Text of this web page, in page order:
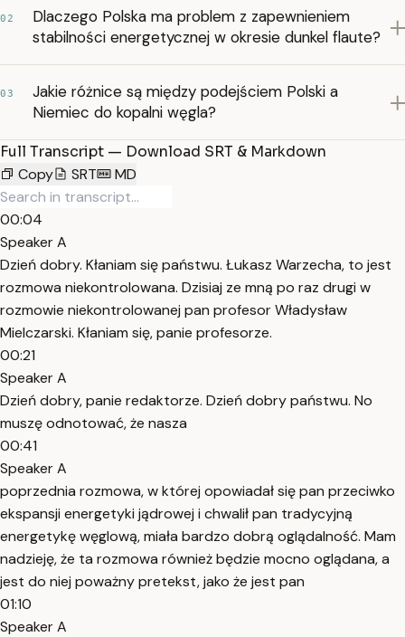
02
Dlaczego Polska ma problem z zapewnieniem
stabilności energetycznej w okresie dunkel flaute?
03
Jakie różnice są między podejściem Polski a
Niemiec do kopalni węgla?
Full Transcript — Download SRT & Markdown
Copy
SRT MD
00:04
Speaker A
Dzień dobry. Kłaniam się państwu. Łukasz Warzecha, to jest
rozmowa niekontrolowana. Dzisiaj ze mną po raz drugi w
rozmowie niekontrolowanej pan profesor Władysław
Mielczarski. Kłaniam się, panie profesorze.
00:21
Speaker A
Dzień dobry, panie redaktorze. Dzień dobry państwu. No
muszę odnotować, że nasza
00:41
Speaker A
poprzednia rozmowa, w której opowiadał się pan przeciwko
ekspansji energetyki jądrowej i chwalił pan tradycyjną
energetykę węglową, miała bardzo dobrą oglądalność. Mam
nadzieję, że ta rozmowa również będzie mocno oglądana, a
jest do niej poważny pretekst, jako że jest pan
01:10
Speaker A